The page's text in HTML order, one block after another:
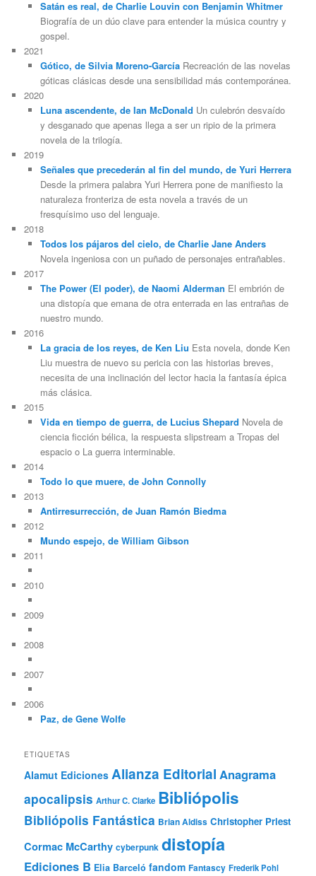
Satán es real, de Charlie Louvin con Benjamin Whitmer
Biografía de un dúo clave para entender la música country y
gospel.
2021
Gótico, de Silvia Moreno-GarcíaRecreación de las novelas
góticas clásicas desde una sensibilidad más contemporánea.
2020
Luna ascendente, de Ian McDonald Un culebrón desvaído
y desganado que apenas llega a ser un ripio de la primera
novela de la trilogía.
2019
Señales que precederán al fin del mundo, de Yuri Herrera
Desde la primera palabra Yuri Herrera pone de manifiesto la
naturaleza fronteriza de esta novela a través de un
fresquísimo uso del lenguaje.
2018
Todos los pájaros del cielo, de Charlie Jane Anders
Novela ingeniosa con un puñado de personajes entrañables.
2017
The Power (El poder), de Naomi Alderman El embrión de
una distopía que emana de otra enterrada en las entrañas de
nuestro mundo.
2016
La gracia de los reyes, de Ken Liu Esta novela, donde Ken
Liu muestra de nuevo su pericia con las historias breves,
necesita de una inclinación del lector hacia la fantasía épica
más clásica.
2015
Vida en tiempo de guerra, de Lucius Shepard Novela de
ciencia ficción bélica, la respuesta slipstream a Tropas del
espacio o La guerra interminable.
2014
Todo lo que muere, de John Connolly
2013
Antirresurrección, de Juan Ramón Biedma
2012
Mundo espejo, de William Gibson
2011
2010
2009
2008
2007
2006
Paz, de Gene Wolfe
ETIQUETAS
Alamut Ediciones Alianza Editorial Anagrama
apocalipsis Arthur C. Clarke Bibliópolis
Bibliópolis Fantástica Brian Aldiss Christopher Priest
Cormac McCarthy cyberpunk distopía
Ediciones B Elia Barceló fandom Fantascy Frederik Pohl